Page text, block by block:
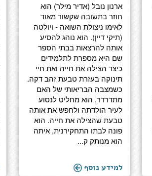
ארנון נובל (אדיר מילר) הוא
חוזר בתשובה שקשור מאוד
לאימו ניצולת השואה - ויולטה
(תיקי דיין). הוא נוהג להסיע
אותה להרצאות בבתי הספר
שם היא מספרת לתלמידים
כיצד הצילה את חייה ואת חיי
תינוקה בעזרת טבעת זהב דקה.
כשמצבה הבריאותי של האם
מתדרדר, הוא מחליט לנסוע
לעיר הולדתה ולחפש את אותה
טבעת שהצילה את חייה. הוא
פונה לבתו התחקירנית, איתה
הוא מנותק ק...
למידע נוסף